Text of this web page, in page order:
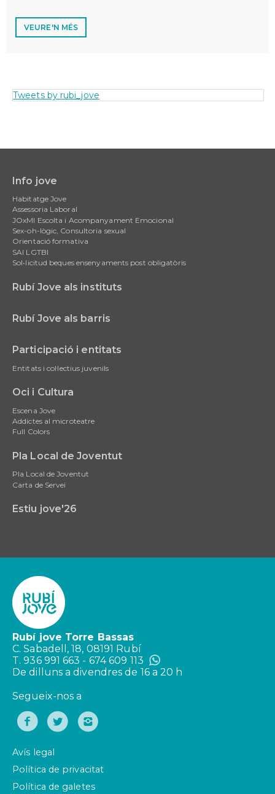
VEURE'N MÉS
Tweets by rubi_jove
navigation
Info jove
Habitatge Jove
Assessoria Laboral
JOxMI Escolta i Acompanyament Emocional
Sex-oh-lògic, Consultoria sexual
Orientació formativa
SAI LGTBI
Sol•licitud beques ensenyaments post obligatòris
Rubí Jove als instituts
Rubí Jove als barris
Participació i entitats
Entitats i col·lectius juvenils
Oci i Cultura
Escena Jove
Addictes al microteatre
Full Colors
Pla Local de Joventut
Pla Local de Joventut
Carta de Servei
Estiu jove'26
Rubí jove Torre Bassas
C. Sabadell, 18, 08191 Rubí
T. 936 991 663 - 674 609 113
De dilluns a divendres de 16 a 20 h
Segueix-nos a
Avís legal
Política de privacitat
Política de galetes